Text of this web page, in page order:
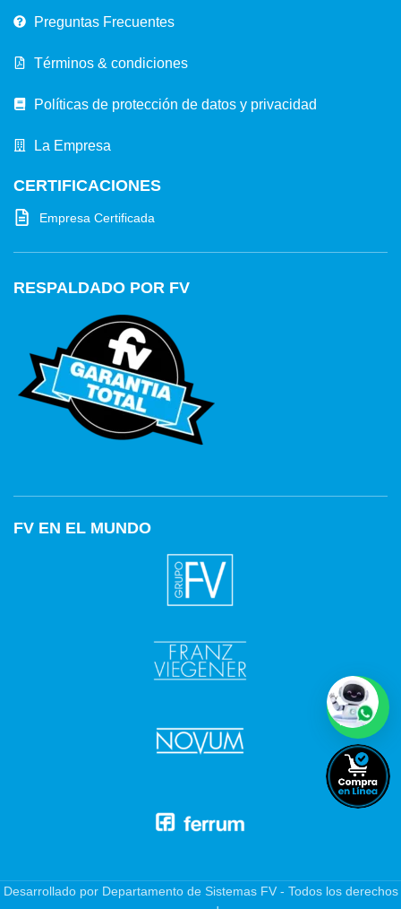
Preguntas Frecuentes
Términos & condiciones
Políticas de protección de datos y privacidad
La Empresa
CERTIFICACIONES
Empresa Certificada
RESPALDADO POR FV
FV EN EL MUNDO
Desarrollado por Departamento de Sistemas FV - Todos los derechos